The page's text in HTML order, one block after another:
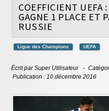
COEFFICIENT UEFA
GAGNE 1 PLACE ET
RUSSIE
Ligue des Champions UEFA
Écrit parSuper Utilisateur
Publication : 10 décembre 2016